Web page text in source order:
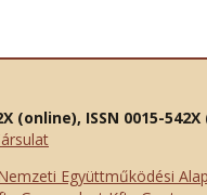
(online), ISSN 0015-
Együttműködési Alap